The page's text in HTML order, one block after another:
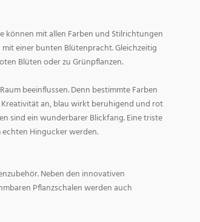
können mit allen Farben und Stilrichtungen
einer bunten Blütenpracht. Gleichzeitig
Blüten oder zu Grünpflanzen.
beeinflussen. Denn bestimmte Farben
an, blau wirkt beruhigend und rot
sind ein wunderbarer Blickfang. Eine triste
Hingucker werden.
Neben den innovativen
Pflanzschalen werden auch